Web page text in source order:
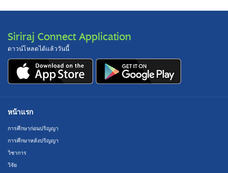
Siriraj Connect Application
ดาวน์โหลดได้แล้ววันนี้
หน้าแรก
การศึกษาก่อนปริญญา
การศึกษาหลังปริญญา
วิชาการ
วิจัย